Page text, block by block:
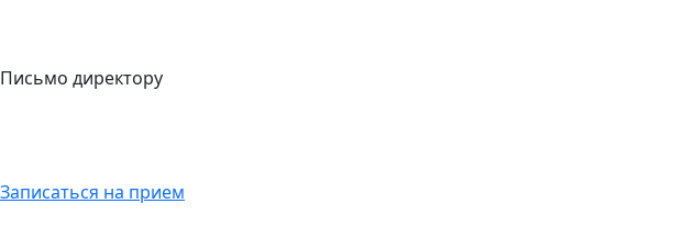
Письмо директору
Записаться на прием